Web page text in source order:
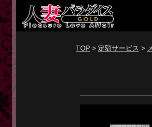
ログイン
トップページ
定額サービス
TOP > 定額サービス >